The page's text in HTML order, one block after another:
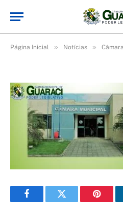
Página Inicial » Notícias »
Re-768×432
FacebookTwitter